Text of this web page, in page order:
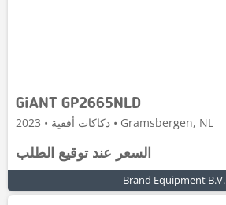
GiANT GP2665NLD
دكاكات أفقية • 2023 • Gramsbergen, NL
السعر عند توقيع الطلب
Brand Equipment B.V.